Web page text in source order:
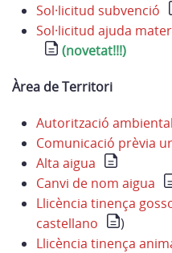
Sol·licitud subvenció
Sol·licitud ajuda
(novetat!!!)
Àrea de Territori
Autorització
Comunicació prèvia
Alta aigua
Canvi de nom aigua
Llicència tinença
castellano
)
Llicència tinença